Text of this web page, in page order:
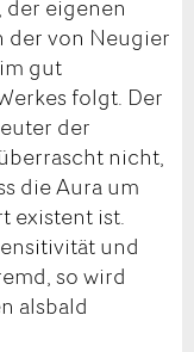
der eigenen
der von Neugier
gut
folgt. Der
der
nicht,
die Aura um
existent ist.
und
so wird
alsbald